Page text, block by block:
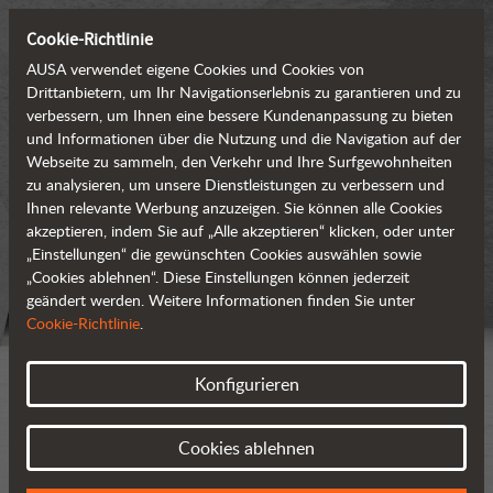
Cookie-Richtlinie
AUSA verwendet eigene Cookies und Cookies von
Drittanbietern, um Ihr Navigationserlebnis zu garantieren und zu
verbessern, um Ihnen eine bessere Kundenanpassung zu bieten
und Informationen über die Nutzung und die Navigation auf der
Webseite zu sammeln, den Verkehr und Ihre Surfgewohnheiten
zu analysieren, um unsere Dienstleistungen zu verbessern und
Ihnen relevante Werbung anzuzeigen. Sie können alle Cookies
akzeptieren, indem Sie auf „Alle akzeptieren“ klicken, oder unter
„Einstellungen“ die gewünschten Cookies auswählen sowie
„Cookies ablehnen“. Diese Einstellungen können jederzeit
geändert werden. Weitere Informationen finden Sie unter
Cookie-Richtlinie.
Konfigurieren
Cookies ablehnen